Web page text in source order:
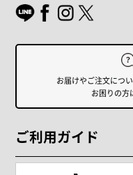
お届けやご注文につ
お困りの方
ご利用ガイド